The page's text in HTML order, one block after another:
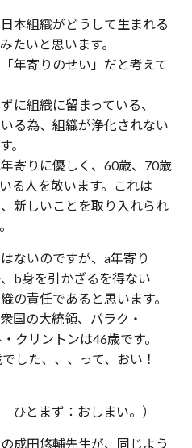
本組織がどうして生まれる
たいと思います。
年寄りのせい」だと考えて
に組織に留まっている、
る為、組織が浄化されない
。
寄りに優しく、60歳、70歳
る人を敬います。これは
新しいことを取り入れられ
ないのですが、a年寄り
b身を引かざるを得ない
の責任であると思います。
国の大統領、バラク・
クリントンは46歳です。
でした、、、って、おい！
ひとまず：おしまい。）
成田悠輔先生が、同じよう